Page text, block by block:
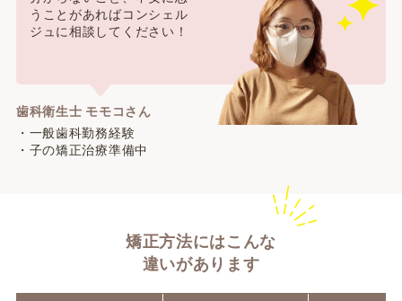
うことがあればコンシェル
ジュに相談してください！
歯科衛生士 モモコさん
・一般歯科勤務経験
・子の矯正治療準備中
矯正方法にはこんな
違いがあります